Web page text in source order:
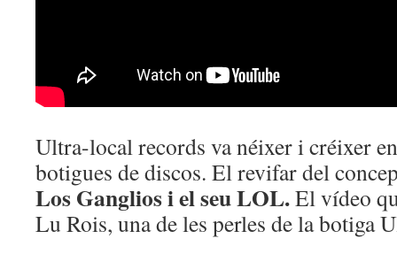
Ultra-local records va néixer i créixer
botigues de discos. El revifar del
Los Ganglios i el seu LOL.El vídeo
Lu Rois, una de les perles de la botiga